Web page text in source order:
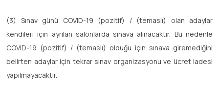
(3) Sınav günü COVID-19 (pozitif) / (temaslı) olan adaylar
kendileri için ayrılan salonlarda sınava alınacaktır. Bu nedenle
COVID-19 (pozitif) / (temaslı) olduğu için sınava giremediğini
belirten adaylar için tekrar sınav organizasyonu ve ücret iadesi
yapılmayacaktır.